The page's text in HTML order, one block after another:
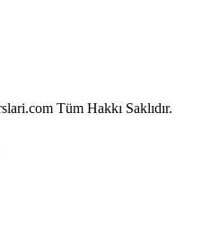
Tüm Hakkı Saklıdır.